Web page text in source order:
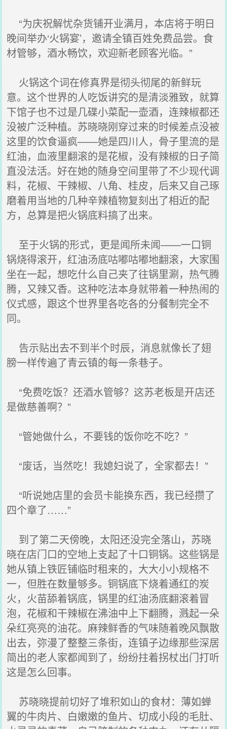
“为庆祝解忧杂货铺开业满月，本店将于明日
晚间举办‘火锅宴’，邀请全镇百姓免费品尝。食
材管够，酒水畅饮，欢迎新老顾客光临。”
火锅这个词在修真界是彻头彻尾的新鲜玩
意。这个世界的人吃饭讲究的是清淡雅致，就算
下馆子也不过是几碟小菜配一壶酒，连辣椒都还
没被广泛种植。苏晓晓刚穿过来的时候差点没被
这里的饮食逼疯——她是四川人，骨子里流的是
红油，血液里翻滚的是花椒，没有辣椒的日子简
直没法活。好在她的随身空间里带了不少现代调
料，花椒、干辣椒、八角、桂皮，后来又自己琢
磨着用当地的几种辛辣植物复刻出了相近的配
方，总算是把火锅底料搞了出来。
至于火锅的形式，更是闻所未闻——一口铜
锅烧得滚开，红油汤底咕嘟咕嘟地翻滚，大家围
坐在一起，想吃什么自己夹了往锅里涮，热气腾
腾，又辣又香。这种吃法本身就带着一种热闹的
仪式感，跟这个世界里各吃各的分餐制完全不
同。
告示贴出去不到半个时辰，消息就像长了翅
膀一样传遍了青云镇的每一条巷子。
“免费吃饭？还酒水管够？这苏老板是开店还
是做慈善啊？”
“管她做什么，不要钱的饭你吃不吃？”
“废话，当然吃！我媳妇说了，全家都去！”
“听说她店里的会员卡能换东西，我已经攒了
四个章了……”
到了第二天傍晚，太阳还没完全落山，苏晓
晓在店门口的空地上支起了十口铜锅。这些锅是
她从镇上铁匠铺临时租来的，大大小小规格不
一，但胜在数量够多。铜锅底下烧着通红的炭
火，火苗舔着锅底，锅里的红油汤底翻滚着冒
泡，花椒和干辣椒在沸油中上下翻腾，溅起一朵
朵红亮亮的油花。麻辣鲜香的气味随着晚风飘散
出去，弥漫了整整三条街，连镇子边缘那些深居
简出的老人家都闻到了，纷纷拄着拐杖出门打听
这是怎么回事。
苏晓晓提前切好了堆积如山的食材：薄如蝉
翼的牛肉片、白嫩嫩的鱼片、切成小段的毛肚、